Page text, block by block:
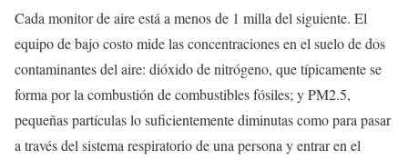
Cada monitor de aire está a menos de 1 milla del siguiente. El
equipo de bajo costo mide las concentraciones en el suelo de dos
contaminantes del aire: dióxido de nitrógeno, que típicamente se
forma por la combustión de combustibles fósiles; y PM2.5,
pequeñas partículas lo suficientemente diminutas como para pasar
a través del sistema respiratorio de una persona y entrar en el